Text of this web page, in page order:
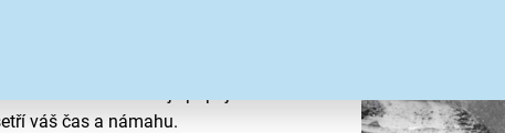
typy proudů vody, což zajišťuje
Connect usnadňuje připojení
váš čas a námahu.